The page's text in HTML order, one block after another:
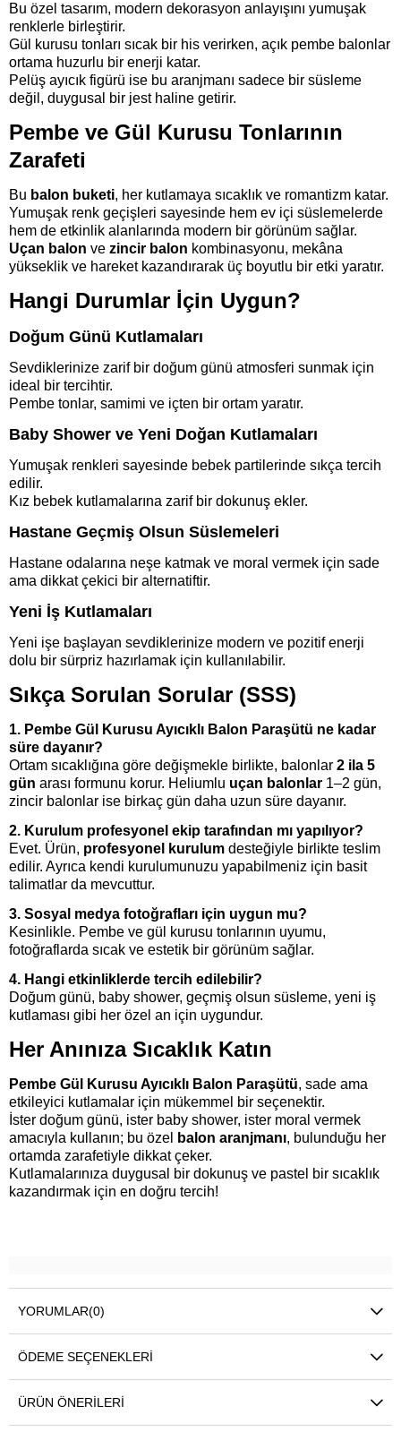
Bu özel tasarım, modern dekorasyon anlayışını yumuşak
renklerle birleştirir.
Gül kurusu tonları sıcak bir his verirken, açık pembe balonlar
ortama huzurlu bir enerji katar.
Pelüş ayıcık figürü ise bu aranjmanı sadece bir süsleme
değil, duygusal bir jest haline getirir.
Pembe ve Gül Kurusu Tonlarının
Zarafeti
Bu balon buketi, her kutlamaya sıcaklık ve romantizm katar.
Yumuşak renk geçişleri sayesinde hem ev içi süslemelerde
hem de etkinlik alanlarında modern bir görünüm sağlar.
Uçan balon ve zincir balon kombinasyonu, mekâna
yükseklik ve hareket kazandırarak üç boyutlu bir etki yaratır.
Hangi Durumlar İçin Uygun?
Doğum Günü Kutlamaları
Sevdiklerinize zarif bir doğum günü atmosferi sunmak için
ideal bir tercihtir.
Pembe tonlar, samimi ve içten bir ortam yaratır.
Baby Shower ve Yeni Doğan Kutlamaları
Yumuşak renkleri sayesinde bebek partilerinde sıkça tercih
edilir.
Kız bebek kutlamalarına zarif bir dokunuş ekler.
Hastane Geçmiş Olsun Süslemeleri
Hastane odalarına neşe katmak ve moral vermek için sade
ama dikkat çekici bir alternatiftir.
Yeni İş Kutlamaları
Yeni işe başlayan sevdiklerinize modern ve pozitif enerji
dolu bir sürpriz hazırlamak için kullanılabilir.
Sıkça Sorulan Sorular (SSS)
1. Pembe Gül Kurusu Ayıcıklı Balon Paraşütü ne kadar
süre dayanır?
Ortam sıcaklığına göre değişmekle birlikte, balonlar 2 ila 5
gün arası formunu korur. Heliumlu uçan balonlar 1–2 gün,
zincir balonlar ise birkaç gün daha uzun süre dayanır.
2. Kurulum profesyonel ekip tarafından mı yapılıyor?
Evet. Ürün, profesyonel kurulum desteğiyle birlikte teslim
edilir. Ayrıca kendi kurulumunuzu yapabilmeniz için basit
talimatlar da mevcuttur.
3. Sosyal medya fotoğrafları için uygun mu?
Kesinlikle. Pembe ve gül kurusu tonlarının uyumu,
fotoğraflarda sıcak ve estetik bir görünüm sağlar.
4. Hangi etkinliklerde tercih edilebilir?
Doğum günü, baby shower, geçmiş olsun süsleme, yeni iş
kutlaması gibi her özel an için uygundur.
Her Anınıza Sıcaklık Katın
Pembe Gül Kurusu Ayıcıklı Balon Paraşütü, sade ama
etkileyici kutlamalar için mükemmel bir seçenektir.
İster doğum günü, ister baby shower, ister moral vermek
amacıyla kullanın; bu özel
balon aranjmanı, bulunduğu her
ortamda zarafetiyle dikkat çeker.
Kutlamalarınıza duygusal bir dokunuş ve pastel bir sıcaklık
kazandırmak için en doğru tercih!
YORUMLAR(0)
ÖDEME SEÇENEKLERI
ÜRÜN ÖNERILERI